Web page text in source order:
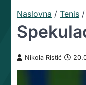
Naslovna / Tenis /
Nikola Ristić